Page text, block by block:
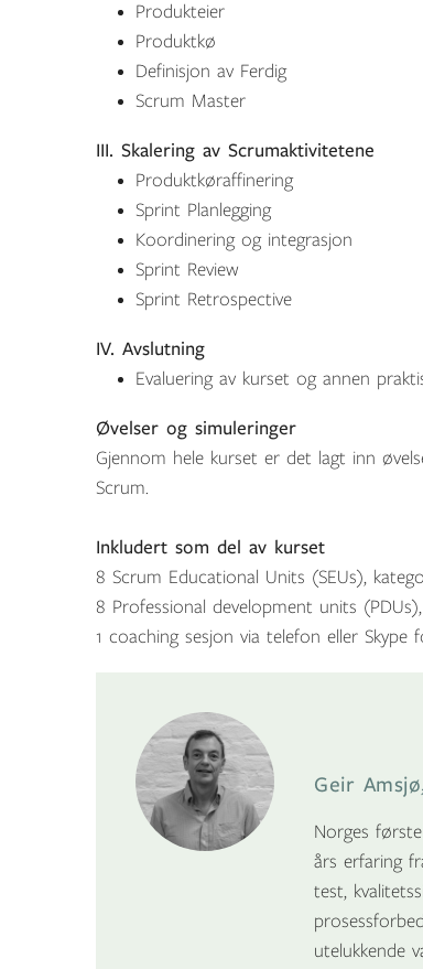
Produkteier
Produktkø
Definisjon av Ferdig
Scrum Master
III. Skalering av Scrumaktivitetene
Produktkøraffinering
Sprint Planlegging
Koordinering og integrasjon
Sprint Review
Sprint Retrospective
IV. Avslutning
Evaluering av kurset og annen
Øvelser og simuleringer
Gjennom hele kurset er det lagt inn
Scrum.
Inkludert som del av kurset
8 Scrum Educational Units (SEUs),
8 Professional development units
1 coaching sesjon via telefon eller Skype
Geir
Norges
års erfaring
test,
utelukkende